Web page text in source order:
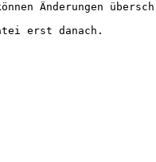
Änderungen
erst danach.